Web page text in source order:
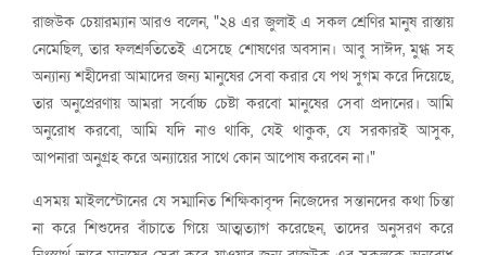
রাজউক চেয়ারম্যান আরও বলেন, "২৪ এর জুলাই এ সকল শ্রেণির মানুষ রাস্তায়
নেমেছিল, তার ফলশ্রুতিতেই এসেছে শোষণের অবসান। আবু সাঈদ, মুগ্ধ সহ
অন্যান্য শহীদেরা আমাদের জন্য মানুষের সেবা করার যে পথ সুগম করে দিয়েছে,
তার অনুপ্রেরণায় আমরা সর্বোচ্চ চেষ্টা করবো মানুষের সেবা প্রদানের। আমি
অনুরোধ করবো, আমি যদি নাও থাকি, যেই থাকুক, যে সরকারই আসুক,
আপনারা অনুগ্রহ করে অন্যায়ের সাথে কোন আপোষ করবেন না।"
এসময় মাইলস্টোনের যে সম্মানিত শিক্ষিকাবৃন্দ নিজেদের সন্তানদের কথা চিন্তা
না করে শিশুদের বাঁচাতে গিয়ে আত্মত্যাগ করেছেন, তাদের অনুসরণ করে